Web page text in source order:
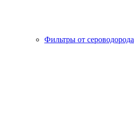
Фильтры от сероводорода